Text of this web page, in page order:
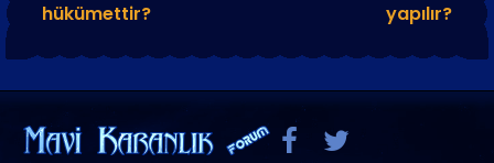
hükümettir?
yapılır?